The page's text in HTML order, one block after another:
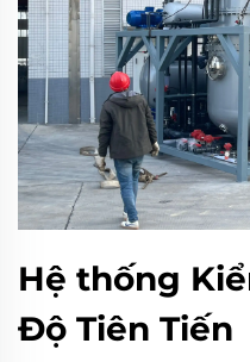
Hệ thống
Độ Tiên Tiến